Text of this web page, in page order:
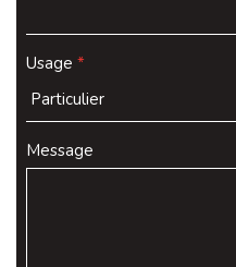
Usage *
Message